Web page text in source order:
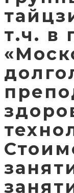
т.ч. в